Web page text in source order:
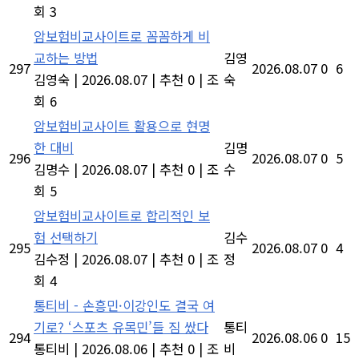
회 3
297
암보험비교사이트로 꼼꼼하게 비
교하는 방법
김영숙 | 2026.08.07 | 추천 0 | 조
회 6
김영
숙
2026.08.07 0 6
296
암보험비교사이트 활용으로 현명
한 대비
김명수 | 2026.08.07 | 추천 0 | 조
회 5
김명
수
2026.08.07 0 5
295
암보험비교사이트로 합리적인 보
험 선택하기
김수정 | 2026.08.07 | 추천 0 | 조
회 4
김수
정
2026.08.07 0 4
294
통티비 - 손흥민·이강인도 결국 여
기로? ‘스포츠 유목민’들 짐 쌌다
통티비 | 2026.08.06 | 추천 0 | 조
통티
비
2026.08.06 0 15